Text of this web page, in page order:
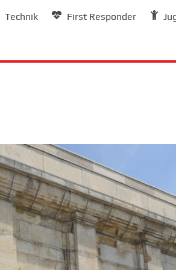
Technik First Responder